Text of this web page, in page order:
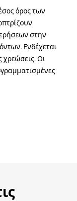
όρος των
στην
Ενδέχεται
χρεώσεις. Οι